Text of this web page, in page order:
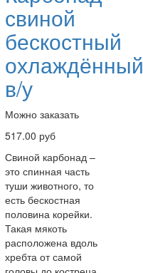
свиной
бескостный
охлаждённый
в/у
Можно заказать
517.00 руб
Свиной карбонад –
это спинная часть
туши животного, то
есть бескостная
половина корейки.
Такая мякоть
расположена вдоль
хребта от самой